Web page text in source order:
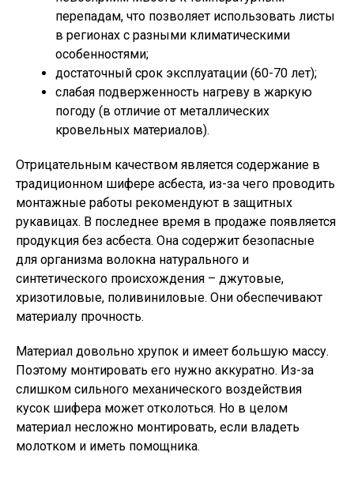
перепадам, что позволяет использовать листы
в регионах с разными климатическими
особенностями;
достаточный срок эксплуатации (60-70 лет);
слабая подверженность нагреву в жаркую
погоду (в отличие от металлических
кровельных материалов).
Отрицательным качеством является содержание в
традиционном шифере асбеста, из-за чего проводить
монтажные работы рекомендуют в защитных
рукавицах. В последнее время в продаже появляется
продукция без асбеста. Она содержит безопасные
для организма волокна натурального и
синтетического происхождения – джутовые,
хризотиловые, поливиниловые. Они обеспечивают
материалу прочность.
Материал довольно хрупок и имеет большую массу.
Поэтому монтировать его нужно аккуратно. Из-за
слишком сильного механического воздействия
кусок шифера может отколоться. Но в целом
материал несложно монтировать, если владеть
молотком и иметь помощника.